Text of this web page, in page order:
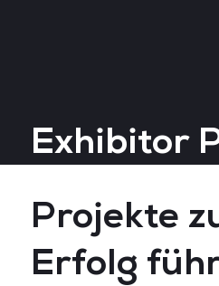
Big Data & AI World
Exhibitor
Projekte
Erfolg